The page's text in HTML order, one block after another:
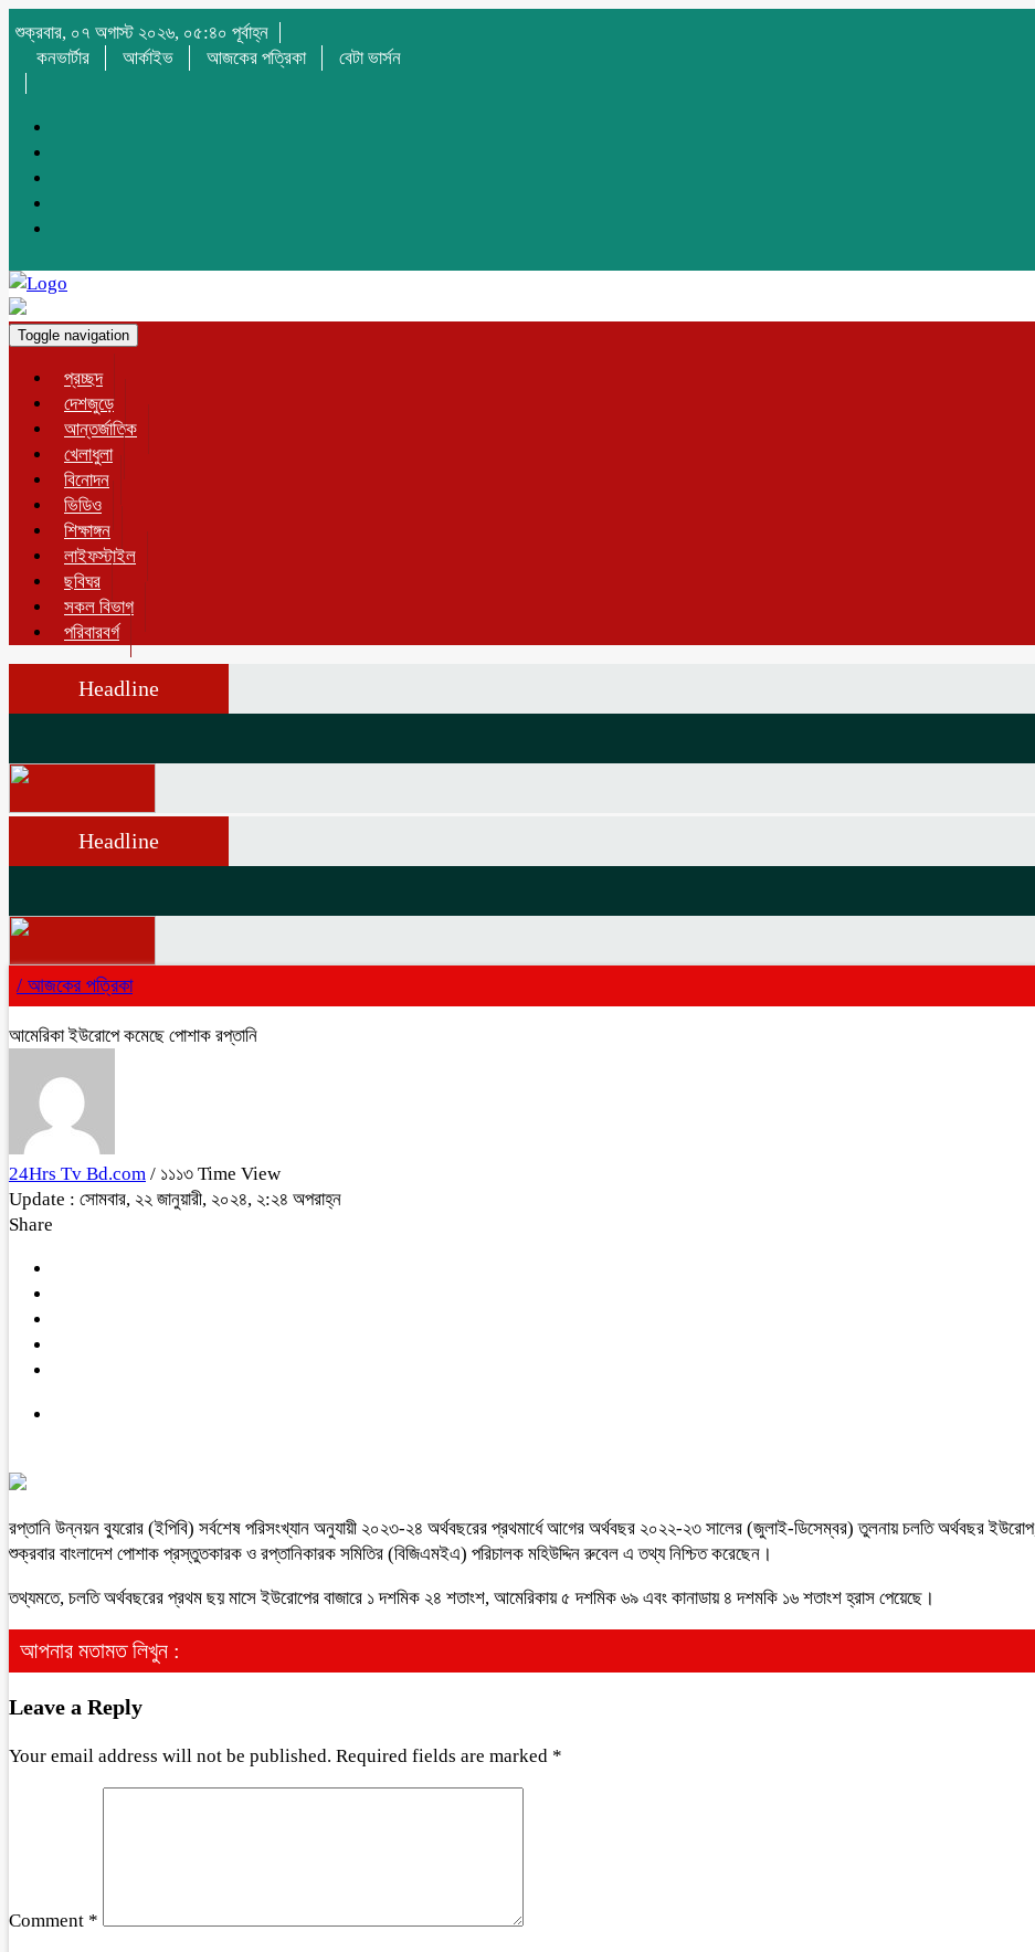
শুক্রবার, ০৭ অগাস্ট ২০২৬, ০৫:৪০ পূর্বাহ্ন
কনভার্টার
আর্কাইভ আজকের পত্রিকা বেটা ভার্সন
Toggle navigation
প্রচ্ছদ
দেশজুড়ে
আন্তর্জাতিক
খেলাধুলা
বিনোদন
ভিডিও
শিক্ষাঙ্গন
লাইফস্টাইল
ছবিঘর
সকল বিভাগ
পরিবারবর্গ
Headline
Headline
/ আজকের পত্রিকা
আমেরিকা ইউরোপে কমেছে পোশাক রপ্তানি
24Hrs Tv Bd.com / ১১১৩ Time View
Update : সোমবার, ২২ জানুয়ারী, ২০২৪, ২:২৪ অপরাহ্ন
Share
রপ্তানি উন্নয়ন ব্যুরোর (ইপিবি) সর্বশেষ পরিসংখ্যান অনুযায়ী ২০২৩-২৪ অর্থবছরের প্রথমার্ধে আগের অর্থবছর ২০২২-২৩ সালের (জুলাই-ডিসেম্বর) তুলনায় চলতি অর্থবছর
শুক্রবার বাংলাদেশ পোশাক প্রস্তুতকারক ও রপ্তানিকারক সমিতির (বিজিএমইএ) পরিচালক মহিউদ্দিন রুবেল এ তথ্য নিশ্চিত করেছেন।
তথ্যমতে, চলতি অর্থবছরের প্রথম ছয় মাসে ইউরোপের বাজারে ১ দশমিক ২৪ শতাংশ, আমেরিকায় ৫ দশমিক ৬৯ এবং কানাডায় ৪ দশমকি ১৬ শতাংশ হ্রাস পেয়েছে।
আপনার মতামত লিখুন :
Leave a Reply
Your email address will not be published. Required fields are marked *
Comment *